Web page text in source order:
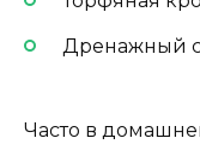
Дренажный
Часто в